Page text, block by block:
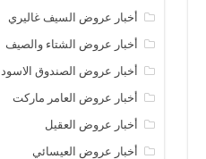
أخبار عروض السيف غاليري
أخبار عروض الشتاء والصيف
أخبار عروض الصندوق الاسود
أخبار عروض العامر ماركت
أخبار عروض العقيل
أخبار عروض العيسائي